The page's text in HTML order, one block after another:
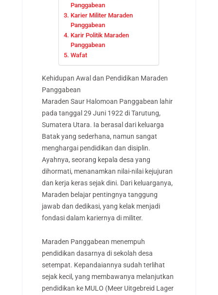
Panggabean
Karier Militer Maraden
Panggabean
Karir Politik Maraden
Panggabean
Wafat
Kehidupan Awal dan Pendidikan Maraden
Panggabean
Maraden Saur Halomoan Panggabean lahir
pada tanggal 29 Juni 1922 di Tarutung,
Sumatera Utara. Ia berasal dari keluarga
Batak yang sederhana, namun sangat
menghargai pendidikan dan disiplin.
Ayahnya, seorang kepala desa yang
dihormati, menanamkan nilai-nilai kejujuran
dan kerja keras sejak dini. Dari keluarganya,
Maraden belajar pentingnya tanggung
jawab dan dedikasi, yang kelak menjadi
fondasi dalam kariernya di militer.
Maraden Panggabean menempuh
pendidikan dasarnya di sekolah desa
setempat. Kepandaiannya sudah terlihat
sejak kecil, yang membawanya melanjutkan
pendidikan ke MULO (Meer Uitgebreid Lager